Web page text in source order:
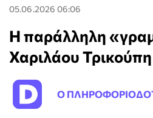
05.06.2026 06:06
Η παράλληλη
Χαριλάου
Ο